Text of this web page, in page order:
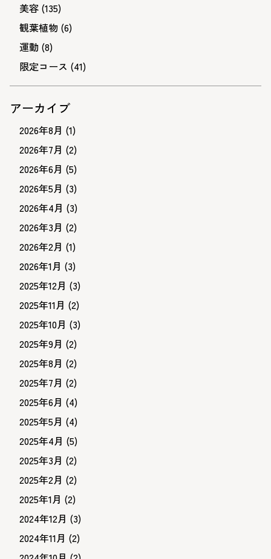
美容 (135)
観葉植物 (6)
運動 (8)
限定コース (41)
アーカイブ
2026年8月 (1)
2026年7月 (2)
2026年6月 (5)
2026年5月 (3)
2026年4月 (3)
2026年3月 (2)
2026年2月 (1)
2026年1月 (3)
2025年12月 (3)
2025年11月 (2)
2025年10月 (3)
2025年9月 (2)
2025年8月 (2)
2025年7月 (2)
2025年6月 (4)
2025年5月 (4)
2025年4月 (5)
2025年3月 (2)
2025年2月 (2)
2025年1月 (2)
2024年12月 (3)
2024年11月 (2)